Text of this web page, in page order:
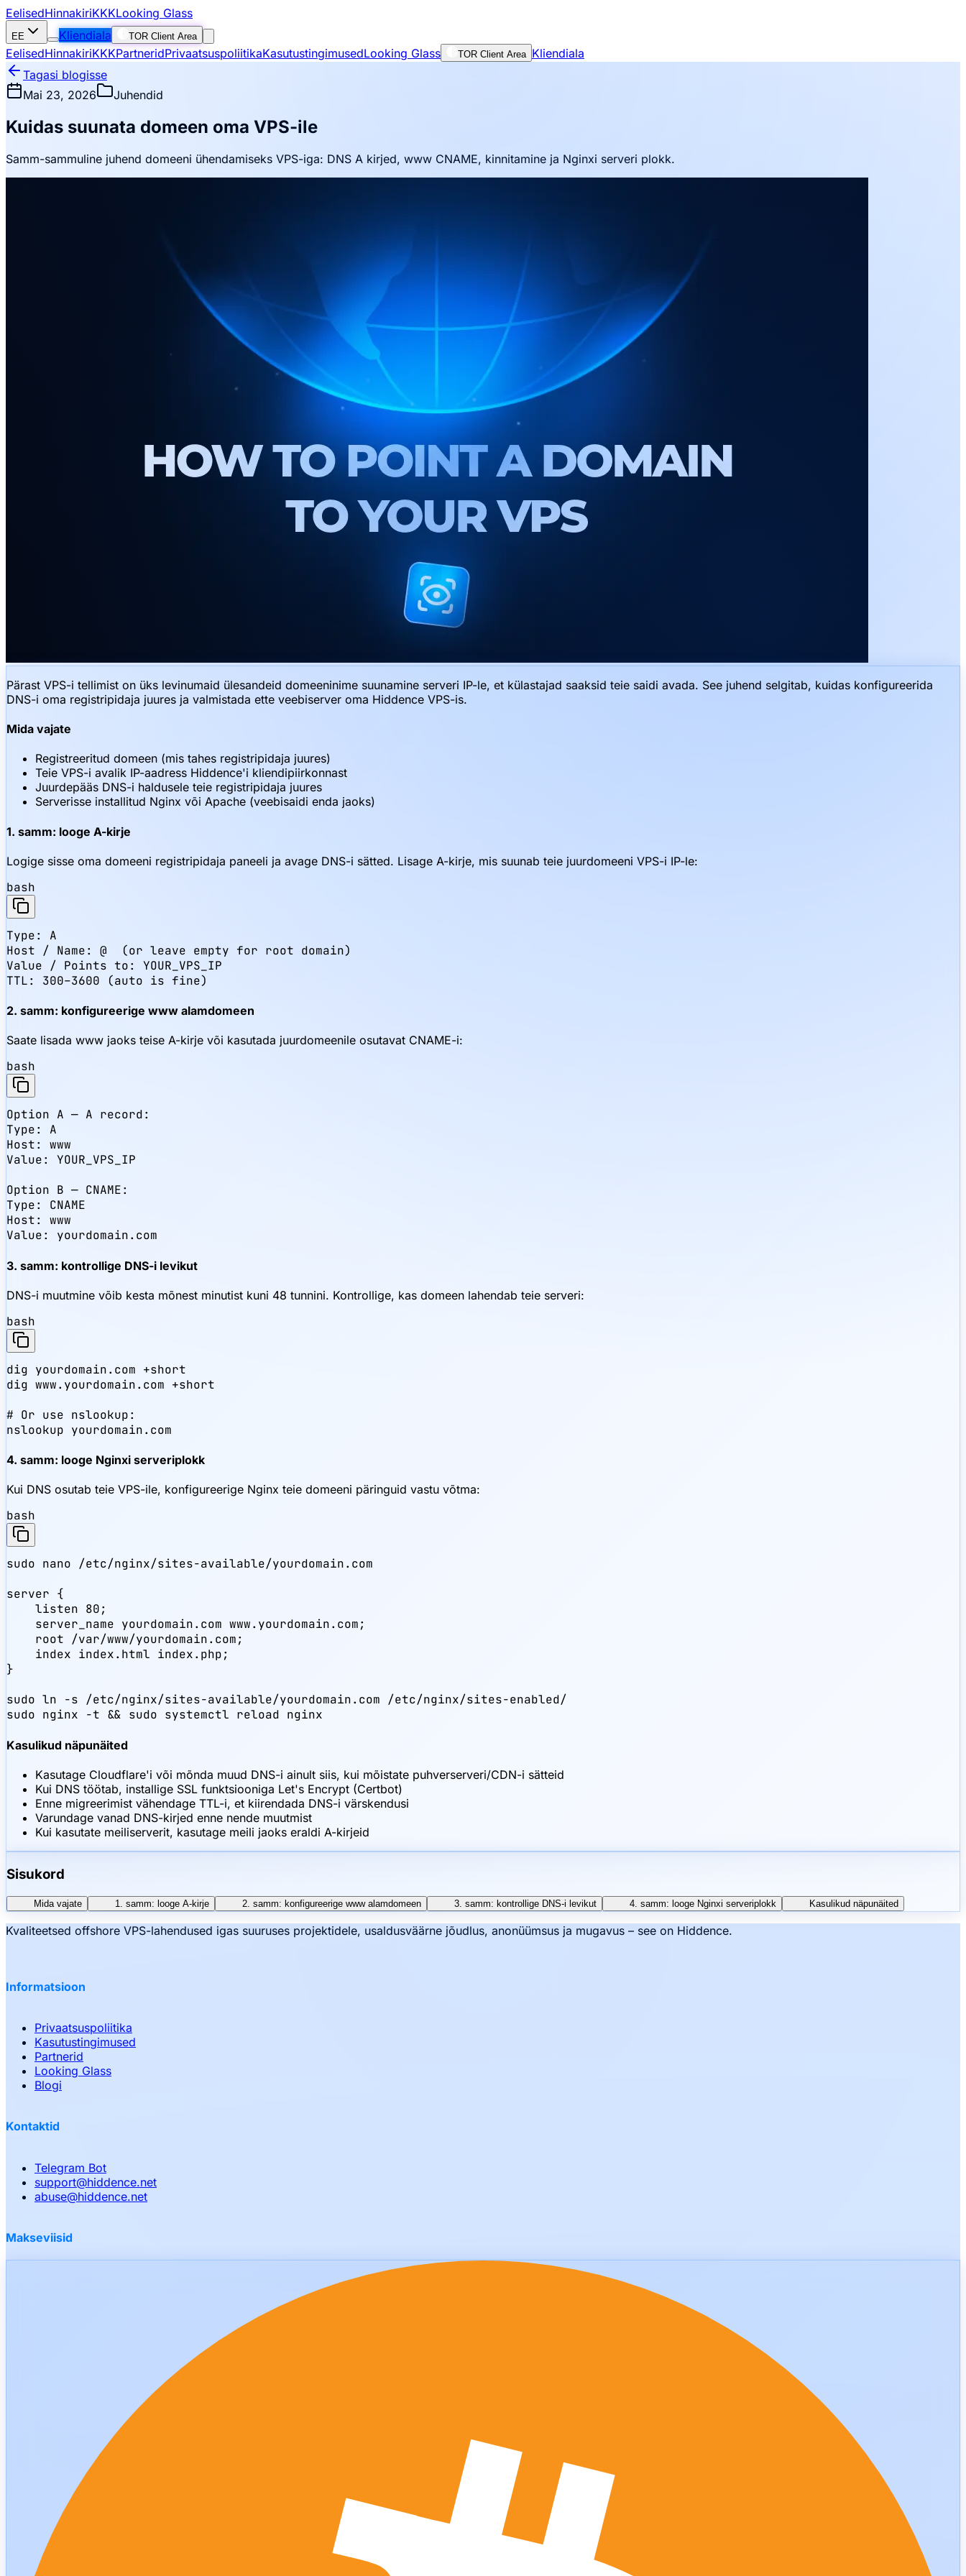
EelisedHinnakiriKKKLooking Glass
EE Kliendiala TOR Client Area
EelisedHinnakiriKKKPartneridPrivaatsuspoliitikaKasutustingimusedLooking Glass TOR Client Area Kliendiala
Tagasi blogisse
Mai 23, 2026
Juhendid
Kuidas suunata domeen oma VPS-ile
Samm-sammuline juhend domeeni ühendamiseks VPS-iga: DNS A kirjed, www CNAME, kinnitamine ja Nginxi serveri plokk.
Pärast VPS-i tellimist on üks levinumaid ülesandeid domeeninime suunamine serveri IP-le, et külastajad saaksid teie saidi avada. See juhend selgitab, kuidas konfigureerida
DNS-i oma registripidaja juures ja valmistada ette veebiserver oma Hiddence VPS-is.
Mida vajate
Registreeritud domeen (mis tahes registripidaja juures)
Teie VPS-i avalik IP-aadress Hiddence'i kliendipiirkonnast
Juurdepääs DNS-i haldusele teie registripidaja juures
Serverisse installitud Nginx või Apache (veebisaidi enda jaoks)
1. samm: looge A-kirje
Logige sisse oma domeeni registripidaja paneeli ja avage DNS-i sätted. Lisage A-kirje, mis suunab teie juurdomeeni VPS-i IP-le:
bash
Type: A
Host / Name: @  (or leave empty for root domain)
Value / Points to: YOUR_VPS_IP
TTL: 300–3600 (auto is fine)
2. samm: konfigureerige www alamdomeen
Saate lisada www jaoks teise A-kirje või kasutada juurdomeenile osutavat CNAME-i:
bash
Option A — A record:
Type: A
Host: www
Value: YOUR_VPS_IP
Option B — CNAME:
Type: CNAME
Host: www
Value: yourdomain.com
3. samm: kontrollige DNS-i levikut
DNS-i muutmine võib kesta mõnest minutist kuni 48 tunnini. Kontrollige, kas domeen lahendab teie serveri:
bash
dig yourdomain.com +short
dig www.yourdomain.com +short
# Or use nslookup:
nslookup yourdomain.com
4. samm: looge Nginxi serveriplokk
Kui DNS osutab teie VPS-ile, konfigureerige Nginx teie domeeni päringuid vastu võtma:
bash
sudo nano /etc/nginx/sites-available/yourdomain.com
server {
    listen 80;
    server_name yourdomain.com www.yourdomain.com;
    root /var/www/yourdomain.com;
    index index.html index.php;
}
sudo ln -s /etc/nginx/sites-available/yourdomain.com /etc/nginx/sites-enabled/
sudo nginx -t && sudo systemctl reload nginx
Kasulikud näpunäited
Kasutage Cloudflare'i või mõnda muud DNS-i ainult siis, kui mõistate puhverserveri/CDN-i sätteid
Kui DNS töötab, installige SSL funktsiooniga Let's Encrypt (Certbot)
Enne migreerimist vähendage TTL-i, et kiirendada DNS-i värskendusi
Varundage vanad DNS-kirjed enne nende muutmist
Kui kasutate meiliserverit, kasutage meili jaoks eraldi A-kirjeid
Sisukord
Mida vajate 1. samm: looge A-kirje 2. samm: konfigureerige www alamdomeen 3. samm: kontrollige DNS-i levikut 4. samm: looge Nginxi serveriplokk Kasulikud näpunäited
Kvaliteetsed offshore VPS-lahendused igas suuruses projektidele, usaldusväärne jõudlus, anonüümsus ja mugavus – see on Hiddence.
Informatsioon
Privaatsuspoliitika
Kasutustingimused
Partnerid
Looking Glass
Blogi
Kontaktid
Telegram Bot
support@hiddence.net
abuse@hiddence.net
Makseviisid